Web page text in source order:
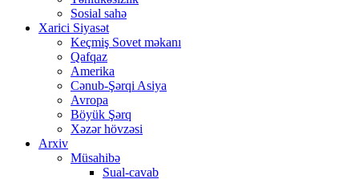
Sosial sahə
Xarici Siyasət
Keçmiş Sovet məkanı
Qafqaz
Amerika
Cənub-Şərqi Asiya
Avropa
Böyük Şərq
Xəzər hövzəsi
Arxiv
Müsahibə
Sual-cavab